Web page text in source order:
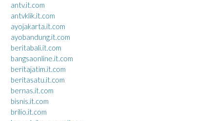
antv.it.com
antvklik.it.com
ayojakarta.it.com
ayobandung.it.com
beritabali.it.com
bangsaonline.it.com
beritajatim.it.com
beritasatu.it.com
bernas.it.com
bisnis.it.com
brilio.it.com